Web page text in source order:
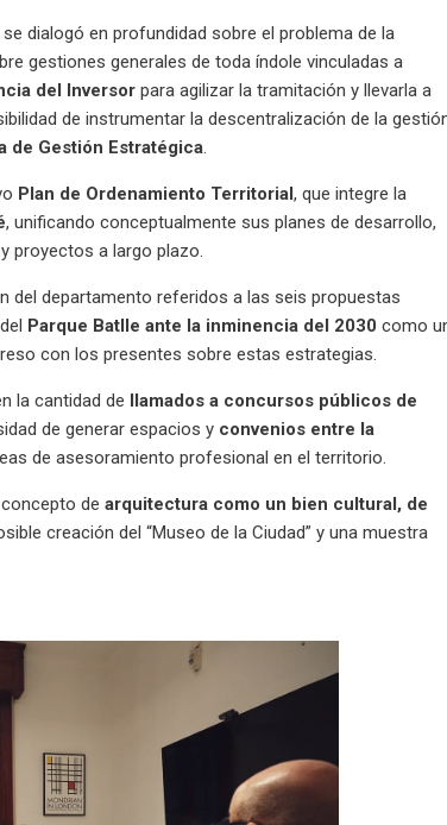
dialogó en profundidad sobre el problema de la
gestiones generales de toda índole vinculadas a
del Inversor para agilizar la tramitación y llevarla a
de instrumentar la descentralización de la
de Gestión Estratégica.
Plan de Ordenamiento Territorial, que integre la
, unificando conceptualmente sus planes de desarrollo,
proyectos a largo plazo.
del departamento referidos a las seis propuestas
Parque Batlle ante la inminencia del 2030 como
con los presentes sobre estas estrategias.
la cantidad de llamados a concursos públicos de
de generar espacios y convenios entre la
de asesoramiento profesional en el territorio.
concepto dearquitectura como un bien cultural, de
creación del “Museo de la Ciudad” y una muestra